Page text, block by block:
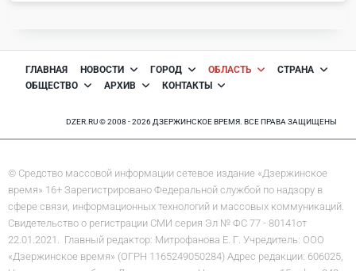
ГЛАВНАЯ НОВОСТИ ГОРОД ОБЛАСТЬ
СТРАНА
ОБЩЕСТВО
АРХИВ КОНТАКТЫ
DZER.RU © 2008 - 2026 ДЗЕРЖИНСКОЕ ВРЕМЯ. ВСЕ ПРАВА ЗАЩИЩЕНЫ
© Средство массовой информации сетевое издание «Дзержинское
время» 16+ Зарегистрировано Федеральной службой по надзору в
сфере связи, информационных технологий и массовых коммуникаций.
Свидетельство о регистрации СМИ серия Эл № ФС 77 - 80141от
22.01.2021. Главный редактор: Митрофанова Е. Г. Учредитель: ООО
«Дзержинское время» (ОГРН 1165249050284) Адрес редакции: 606025,